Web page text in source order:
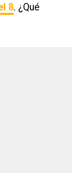
8. ¿Qué